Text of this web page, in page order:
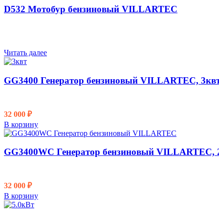
D532 Мотобур бензиновый VILLARTEC
Читать далее
GG3400 Генератор бензиновый VILLARTEC,
32 000 ₽
В корзину
GG3400WС Генератор бензиновый VILLARTEC,
32 000 ₽
В корзину